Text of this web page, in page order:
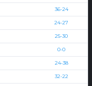
36-24
24-27
25-30
0-0
24-38
32-22